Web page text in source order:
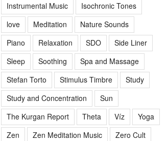
Instrumental Music
Isochronic Tones
love
Meditation
Nature Sounds
Piano
Relaxation SDO
Side Liner
Sleep
Soothing
Spa and Massage
Stefan Torto
Stimulus Timbre
Study
Study and Concentration
Sun
The Kurgan Report
Theta Víz
Yoga
Zen
Zen Meditation Music Zero Cult